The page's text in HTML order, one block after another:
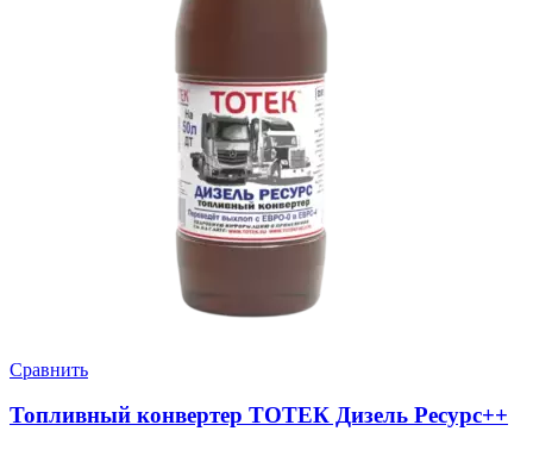
Сравнить
Топливный конвертер ТОТЕК Дизель Ресурс++